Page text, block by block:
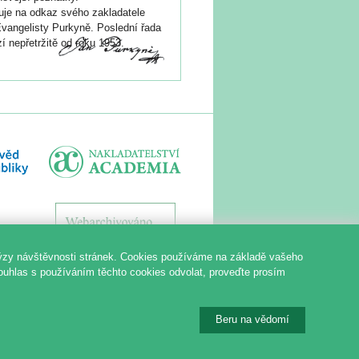
na odkaz svého zakladatele
Purkyně. Poslední řada
nepřetržitě od roku 1953.
návštěvnosti stránek. Cookies používáme na základě vašeho
s používáním těchto cookies odvolat, proveďte prosím
Beru na vědomí